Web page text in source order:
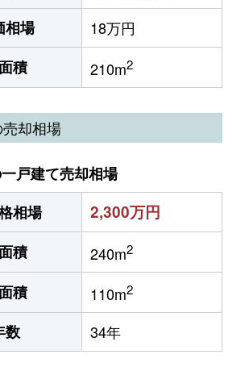
相場
18万円
積
210m2
却相場
戸建て売却相場
相場
2,300万円
積 240m2
積 110m2
数 34年